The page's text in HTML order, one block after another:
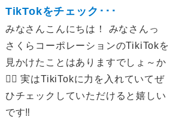
TikTokをチェック･･･
みなさんこんにちは！ みなさんっ
さくらコーポレーションのTikiTokを
見かけたことはありますでしょ～か
🙋‍♀️ 実はTikiTokに力を入れていてぜ
ひチェックしていただけると嬉しい
です‼️